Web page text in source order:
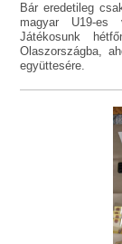
Bár eredetileg
magyar U19-
Játékosunk
Olaszországba,
együttesére.